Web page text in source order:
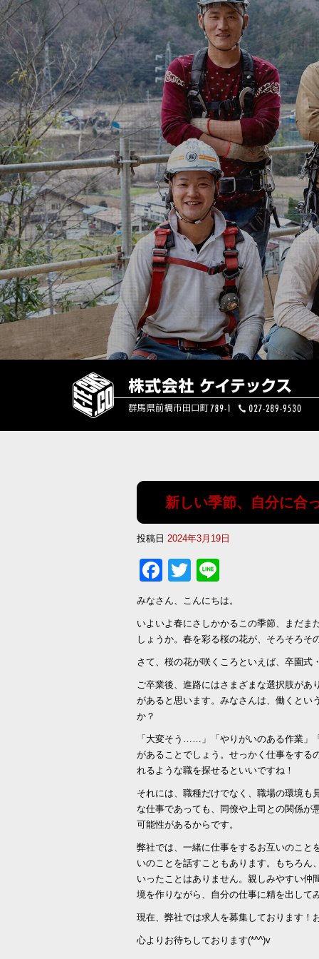
新しい季節、自分に合
投稿日 2024年3月19日
Facebook
Twitter
みなさん、こんにちは。
いよいよ春にさしかかるこの季節、まだま
しょうか。春を彩る桜の花が、そろそろそ
さて、桜の花が咲くころといえば、卒園式
ご卒業後、進路にはさまざまな選択肢があ
があると思います。みなさんは、働くとい
か？
「大変そう……」「やりがいのある作業」
があることでしょう。せっかく仕事をする
れるような職を探せるといいですね！
それには、職種だけでなく、職場の環境も
な仕事であっても、同僚や上司との関係が
可能性があるからです。
弊社では、一緒に仕事をするお互いのこと
いのことを話すこともあります。もちろん
いったことはありません。親しみやすい仲
境を作りながら、自分の仕事に精を出して
現在、弊社では求人を募集しております！
心よりお待ちしております(*^^)v